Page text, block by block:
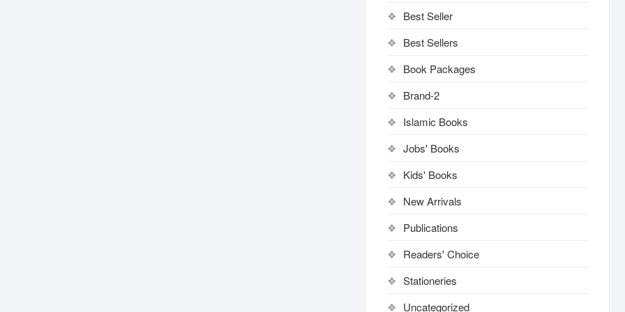
Best Seller
Best Sellers
Book Packages
Brand-2
Islamic Books
Jobs' Books
Kids' Books
New Arrivals
Publications
Readers' Choice
Stationeries
Uncategorized